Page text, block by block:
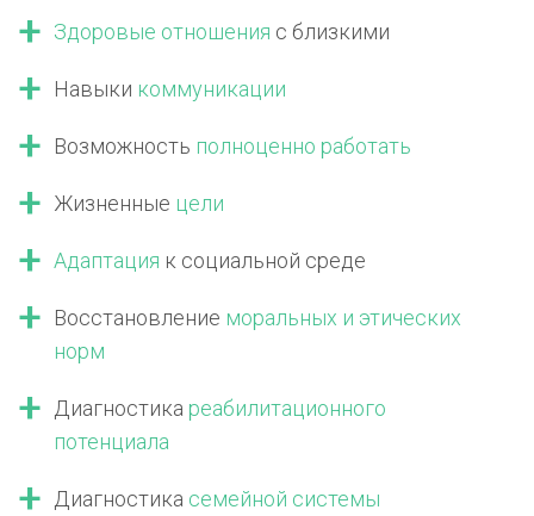
Здоровые отношения с близкими
Навыки коммуникации
Возможность полноценно работать
Жизненные цели
Адаптация к социальной среде
Восстановление моральных и этических
норм
Диагностика реабилитационного
потенциала
Диагностика семейной системы